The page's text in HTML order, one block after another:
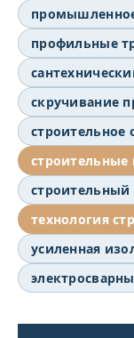
профильные
скручивание
строительное
строительный
технология
усиленная